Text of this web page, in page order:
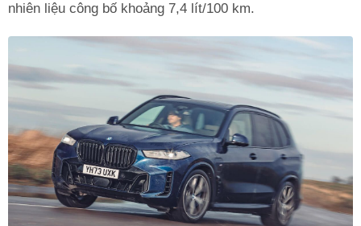
nhiên liệu công bố khoảng 7,4 lít/100 km.